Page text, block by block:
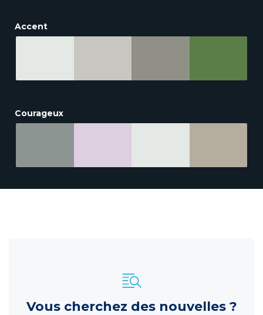
Accent
Courageux
Vous cherchez des nouvelles ?